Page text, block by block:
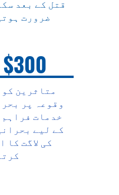
قتل کے بعد
ضرورت
$300
متاثرین کو
وقوعہ پر
خدمات فراہم
کے لیے
کی لاگت کا